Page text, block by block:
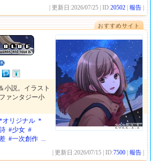
| 更新日:2026/07/25 | ID:20502 |報告
おすすめサイト
2022.1.1
小説。イラスト
ァンタジー小
オリジナル *
#少女 #
#一次創作 ...
| 更新日:2026/07/15 | ID:7500 |報告